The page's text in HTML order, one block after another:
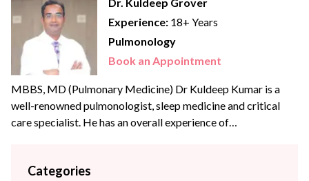
Dr. Kuldeep Grover
Experience: 18+ Years
Pulmonology
Book an Appointment
MBBS, MD (Pulmonary Medicine) Dr Kuldeep Kumar is a
well-renowned pulmonologist, sleep medicine and critical
care specialist. He has an overall experience of
more than 18+ years in the field of pulmonology & critical
Categories